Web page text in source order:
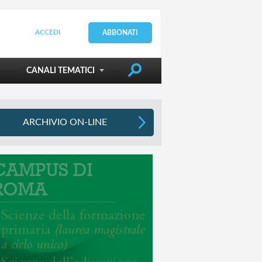
ACCEDI ABBONATI
DIRIGERE LA SCUOLA
CANALI TEMATICI
ARCHIVIO ON-LINE